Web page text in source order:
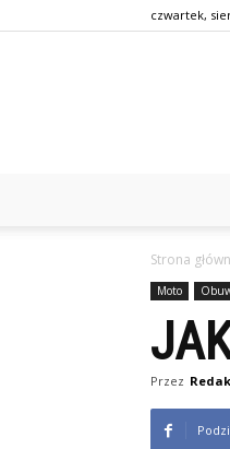
czwartek,
Strona
Moto
Przez